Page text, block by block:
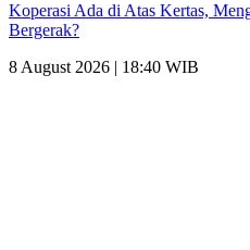
Koperasi Ada di Atas Kertas,
Bergerak?
8 August 2026 | 18:40 WIB